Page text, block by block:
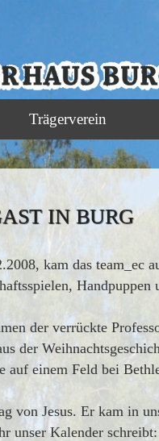
Trägerverein
IN BURG
kam das team_ec
Handpuppen
der verrückte
der
auf einem Feld bei
von Jesus. Er kam in
unser Kalender